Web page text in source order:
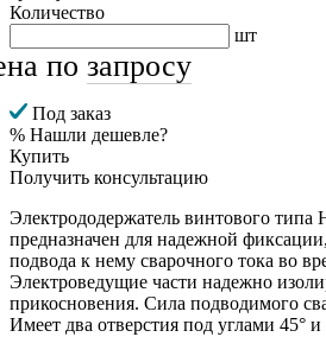
Количество
шт
по запросу
Под заказ
% Нашли дешевле?
Купить
Получить консультацию
Электрододержатель винтового типа
предназначен для надежной
подвода к нему сварочного тока во
Электроведущие части надежно
прикосновения. Сила подводимого
Имеет два отверстия под углами 45° и